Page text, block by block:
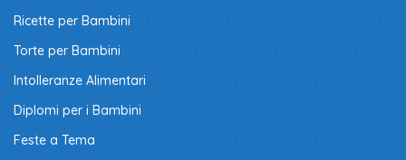
Ricette per Bambini
Torte per Bambini
Intolleranze Alimentari
Diplomi per i Bambini
Feste a Tema